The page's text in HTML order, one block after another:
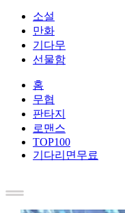
소설
만화
기다무
선물함
홈
무협
판타지
로맨스
TOP100
기다리면무료